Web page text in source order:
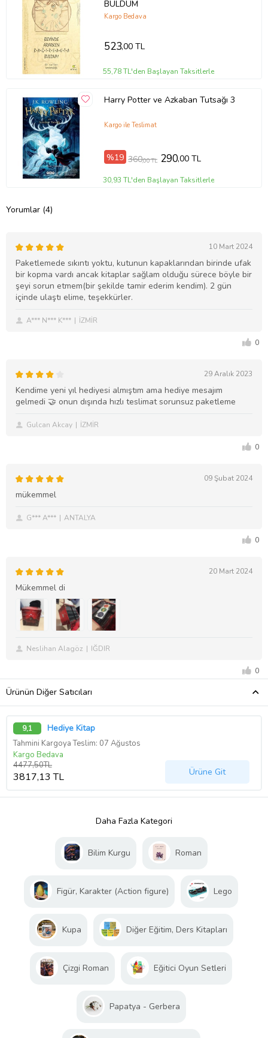
BULDUM
Kargo Bedava
523,00 TL
55,78 TL'den Başlayan Taksitlerle
Harry Potter ve Azkaban Tutsağı 3
Kargo ile Teslimat
%19 360,00 TL 290,00 TL
30,93 TL'den Başlayan Taksitlerle
Yorumlar (4)
10 Mart 2024
Paketlemede sıkıntı yoktu, kutunun kapaklarından birinde ufak
bir kopma vardı ancak kitaplar sağlam olduğu sürece böyle bir
şeyi sorun etmem(bir şekilde tamir ederim kendim). 2 gün
içinde ulaştı elime, teşekkürler.
A*** N*** K*** İZMİR
0
29 Aralık 2023
Kendime yeni yıl hediyesi almıştım ama hediye mesajım
gelmedi 🤝 onun dışında hızlı teslimat sorunsuz paketleme
Gulcan Akcay İZMİR
0
09 Şubat 2024
mükemmel
G*** A*** ANTALYA
0
20 Mart 2024
Mükemmel di
Neslihan Alagöz IĞDIR
0
Ürünün Diğer Satıcıları
9,1 Hediye Kitap
Tahmini Kargoya Teslim: 07 Ağustos
Kargo Bedava
4477,50TL
3817,13 TL Ürüne Git
Daha Fazla Kategori
Bilim Kurgu Roman
Figür, Karakter (Action figure) Lego
Kupa Diğer Eğitim, Ders Kitapları
Çizgi Roman Eğitici Oyun Setleri
Papatya - Gerbera